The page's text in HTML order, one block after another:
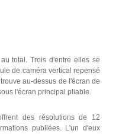
total. Trois d'entre elles se
de caméra vertical repensé
au-dessus de l'écran de
l'écran principal pliable.
des résolutions de 12
publiées. L'un d'eux